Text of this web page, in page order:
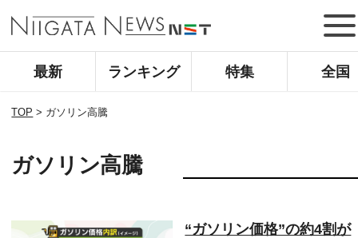
最新 ランキング 特集 全国
TOP > ガソリン高騰
ガソリン高騰
“ガソリン価格”の約4割が